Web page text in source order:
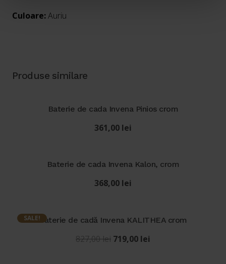
Culoare:Auriu
Produse similare
Baterie de cada Invena Pinios crom
361,00 lei
Baterie de cada Invena Kalon, crom
368,00 lei
SALE!Baterie de cadă Invena KALITHEA crom
827,00lei Prețul
719,00 lei